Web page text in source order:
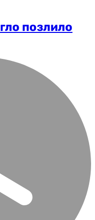
позлило